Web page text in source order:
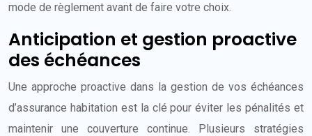
mode de règlement avant de faire votre choix.
Anticipation et gestion proactive
des échéances
Une approche proactive dans la gestion de vos échéances
d’assurance habitation est la clé pour éviter les pénalités et
maintenir une couverture continue. Plusieurs stratégies